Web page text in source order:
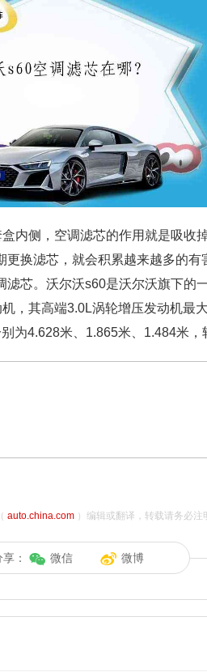
内侧，空调滤芯的作用就是吸收
换滤芯，就会积累越来越多的
芯。沃尔沃s60是沃尔沃旗下的
，其高端3.0L涡轮增压发动机最
为4.628米、1.865米、1.484米，
auto.china.com）编辑或翻译，转载请务必注
： 微信 微博